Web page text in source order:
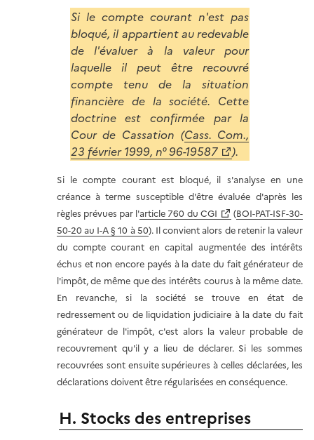
Si le compte courant n'est pas
bloqué, il appartient au redevable
de l'évaluer à la valeur pour
laquelle il peut être recouvré
compte tenu de la situation
financière de la société. Cette
doctrine est confirmée par la
Cour de Cassation (Cass. Com.,
23 février 1999, n° 96-19587
).
Si le compte courant est bloqué, il s'analyse en une
créance à terme susceptible d'être évaluée d'après les
règles prévues par l'article 760 du CGI (BOI-PAT-ISF-30-
50-20 au I-A § 10 à 50). Il convient alors de retenir la valeur
du compte courant en capital augmentée des intérêts
échus et non encore payés à la date du fait générateur de
l'impôt, de même que des intérêts courus à la même date.
En revanche, si la société se trouve en état de
redressement ou de liquidation judiciaire à la date du fait
générateur de l'impôt, c'est alors la valeur probable de
recouvrement qu'il y a lieu de déclarer. Si les sommes
recouvrées sont ensuite supérieures à celles déclarées, les
déclarations doivent être régularisées en conséquence.
H. Stocks des entreprises